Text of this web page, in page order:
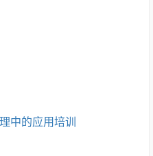
中的应用培训